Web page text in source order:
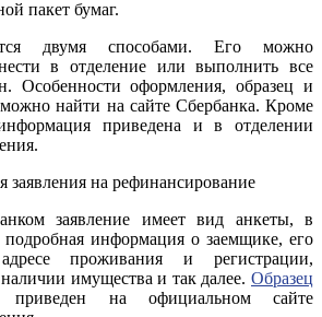
пакет бумаг.
двумя способами. Его можно
в отделение или выполнить все
Особенности оформления, образец и
найти на сайте Сбербанка. Кроме
приведена и в отделении
заявление имеет вид анкеты, в
подробная информация о заемщике, его
проживания и регистрации,
имущества и так далее. Образец
приведен на официальном сайте